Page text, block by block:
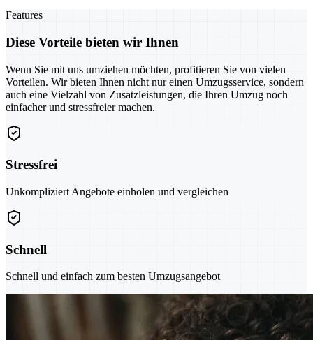
Features
Diese Vorteile bieten wir Ihnen
Wenn Sie mit uns umziehen möchten, profitieren Sie von vielen
Vorteilen. Wir bieten Ihnen nicht nur einen Umzugsservice, sondern
auch eine Vielzahl von Zusatzleistungen, die Ihren Umzug noch
einfacher und stressfreier machen.
Stressfrei
Unkompliziert Angebote einholen und vergleichen
Schnell
Schnell und einfach zum besten Umzugsangebot